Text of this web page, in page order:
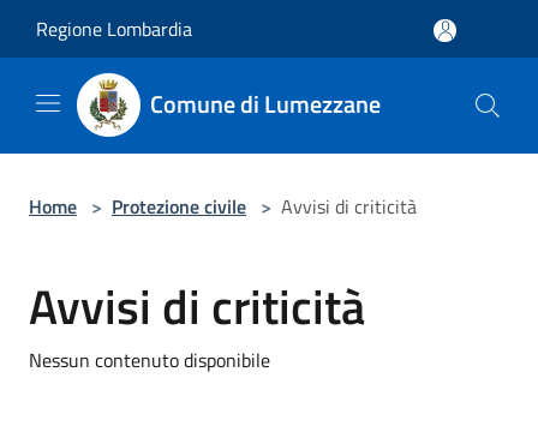
Regione Lombardia
Comune di Lumezzane
Home > Protezione civile > Avvisi di criticità
Avvisi di criticità
Nessun contenuto disponibile